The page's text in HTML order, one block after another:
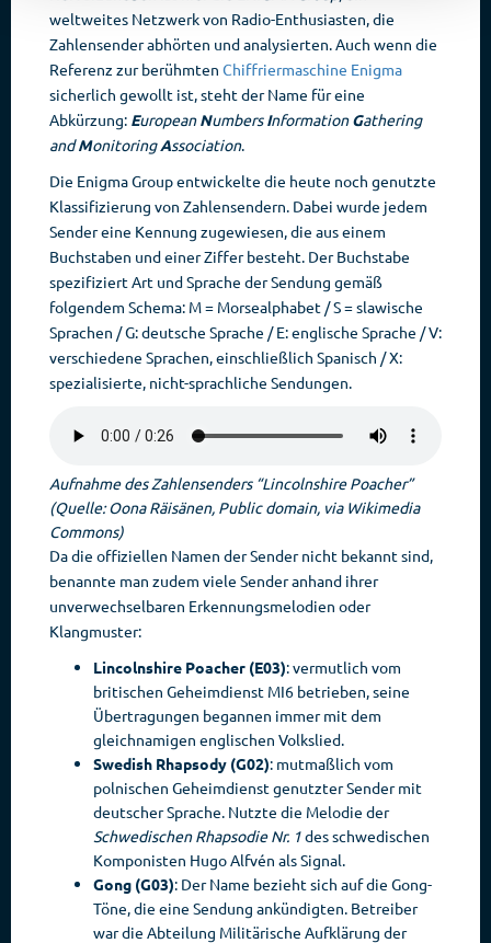
weltweites Netzwerk von Radio-Enthusiasten, die
Zahlensender abhörten und analysierten. Auch wenn die
Referenz zur berühmten Chiffriermaschine Enigma
sicherlich gewollt ist, steht der Name für eine
Abkürzung: EuropeanNumbersInformationGathering
andMonitoringAssociation.
Die Enigma Group entwickelte die heute noch genutzte
Klassifizierung von Zahlensendern. Dabei wurde jedem
Sender eine Kennung zugewiesen, die aus einem
Buchstaben und einer Ziffer besteht. Der Buchstabe
spezifiziert Art und Sprache der Sendung gemäß
folgendem Schema: M = Morsealphabet / S = slawische
Sprachen / G: deutsche Sprache / E: englische Sprache / V:
verschiedene Sprachen, einschließlich Spanisch / X:
spezialisierte, nicht-sprachliche Sendungen.
Aufnahme des Zahlensenders “Lincolnshire Poacher”
(Quelle: Oona Räisänen, Public domain, via Wikimedia
Commons)
Da die offiziellen Namen der Sender nicht bekannt sind,
benannte man zudem viele Sender anhand ihrer
unverwechselbaren Erkennungsmelodien oder
Klangmuster:
Lincolnshire Poacher (E03): vermutlich vom
britischen Geheimdienst MI6 betrieben, seine
Übertragungen begannen immer mit dem
gleichnamigen englischen Volkslied.
Swedish Rhapsody (G02): mutmaßlich vom
polnischen Geheimdienst genutzter Sender mit
deutscher Sprache. Nutzte die Melodie der
Schwedischen Rhapsodie Nr. 1des schwedischen
Komponisten Hugo Alfvén als Signal.
Gong (G03): Der Name bezieht sich auf die Gong-
Töne, die eine Sendung ankündigten. Betreiber
war die Abteilung Militärische Aufklärung der